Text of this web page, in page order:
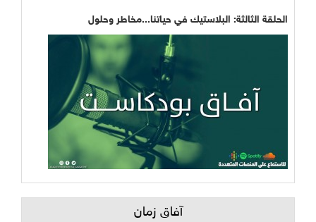
الحلقة الثالثة: البلاستيك في حياتنا...مخاطر وحلول
آفاق زمان